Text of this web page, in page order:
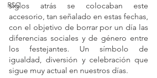
RSC
siglos atrás se colocaban este
accesorio, tan señalado en estas fechas,
con el objetivo de borrar por un día las
diferencias sociales y de género entre
los festejantes. Un símbolo de
igualdad, diversión y celebración que
sigue muy actual en nuestros días.